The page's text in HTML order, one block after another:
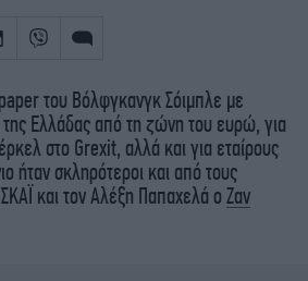
του Βόλφγκανγκ Σόιμπλε με
της Ελλάδας από τη ζώνη του ευρώ, για
στο Grexit, αλλά και για εταίρους
ήταν σκληρότεροι και από τους
και τον Αλέξη Παπαχελά ο Ζαν